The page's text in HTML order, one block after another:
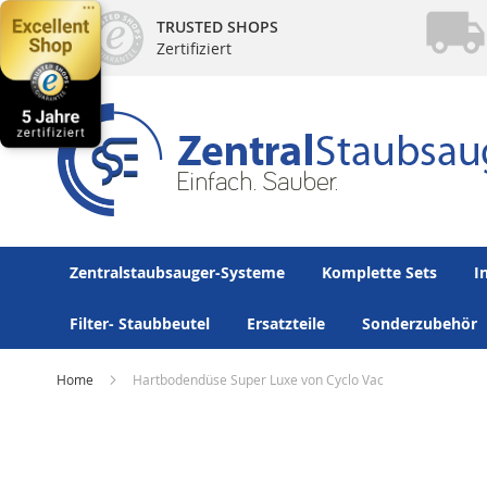
Direkt
zum
Inhalt
TRUSTED SHOPS
Zertifiziert
Zentralstaubsauger-Systeme Komplette Sets
Filter- Staubbeutel Ersatzteile Sonderzubehör
Home Hartbodendüse Super Luxe von Cyclo Vac